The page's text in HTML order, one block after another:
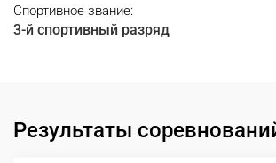
Спортивное звание:
3-й спортивный разряд
Результаты